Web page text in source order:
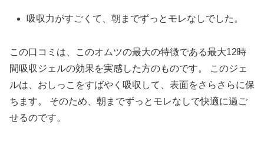
吸収力がすごくて、朝までずっとモレなしでした。
この口コミは、このオムツの最大の特徴である最大12時
間吸収ジェルの効果を実感した方のものです。 このジェ
ルは、おしっこをすばやく吸収して、表面をさらさらに保
ちます。 そのため、朝までずっとモレなしで快適に過ご
せるのです。